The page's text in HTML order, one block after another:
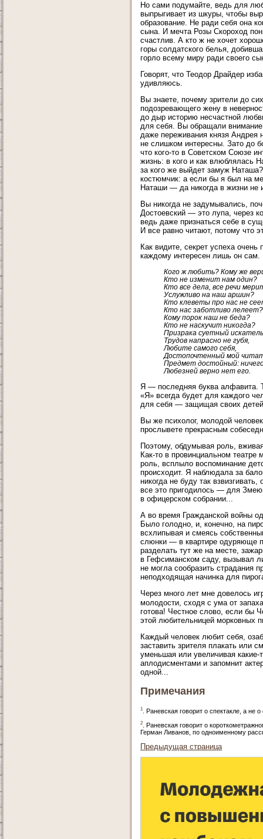
Но сами подумайте, ведь для
выпрыгивает из шкуры, чтобы
образование. Не ради себя она
сына. И мечта Розы Скороход
счастлив. А кто ж не хочет
горы солдатского белья,
горло всему миру ради своего
Говорят, что Теодор Драйдер
удивляюсь.
Вы знаете, почему зрители до
подозревающего жену в
до дыр историю несчастной
для себя. Вы обращали
даже переживания князя Андрея
не слишком интересны. Зато до
что кого-то в Советском Союзе
жизнь: в кого и как влюблялась
за кого же выйдет замуж
костюмчик: а если бы я был на
Наташи — да никогда в жизни не
Вы никогда не задумывались,
Достоевский — это лупа, через
ведь даже признаться себе в
И все равно читают, потому что
Как видите, секрет успеха
каждому интересен лишь он
Кого ж любить? Кому же
Кто не изменит нам один?
Кто все дела, все речи
Услужливо на наш аршин?
Кто клеветы про нас не
Кто нас заботливо лелеет?
Кому порок наш не беда?
Кто не наскучит никогда?
Призрака суетный
Трудов напрасно не губя,
Любите самого себя,
Достопочтенный мой
Предмет достойный:
Любезней верно нет его.
Я — последняя буква алфавита.
«Я» всегда будет для каждого
для себя — защищая своих
Вы же психолог, молодой
прослывете прекрасным
Поэтому, обдумывая роль,
Как-то в провинциальном
роль, всплыло воспоминание
происходит. Я наблюдала за
никогда не буду так
все это пригодилось — для
в офицерском собрании...
А во время Гражданской войны
Было голодно, и, конечно, на
всхлипывая и смеясь
слюнки — в квартире одуряюще
разделать тут же на месте,
в Гефсиманском саду, вызывал
не могла сообразить
неподходящая начинка для
Через много лет мне довелось
молодости, сходя с ума от
готова! Честное слово, если бы
этой любительницей морковных
Каждый человек любит себя,
заставить зрителя плакать или
уменьшая или увеличивая
аплодисментами и запомнит
одной...
Примечания
1 . Раневская говорит о спектакле, а
2
. Раневская говорит о
Герман Ливанов, по одноименному
Предыдущая страница